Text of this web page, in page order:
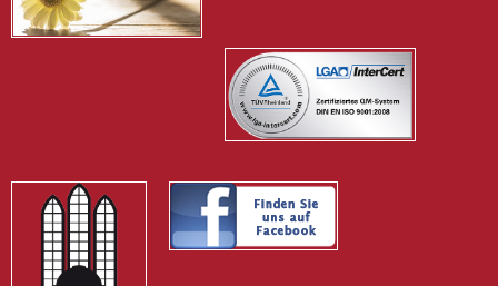
Diese Seite nutzt Cookies. Durch die weitere Nutzung der